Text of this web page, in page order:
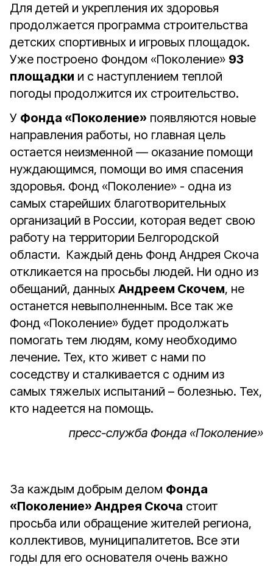
Для детей и укрепления их здоровья
продолжается программа строительства
детских спортивных и игровых площадок.
Уже построено Фондом «Поколение» 93
площадки и с наступлением теплой
погоды продолжится их строительство.
У Фонда «Поколение» появляются новые
направления работы, но главная цель
остается неизменной — оказание помощи
нуждающимся, помощи во имя спасения
здоровья. Фонд «Поколение» - одна из
самых старейших благотворительных
организаций в России, которая ведет свою
работу на территории Белгородской
области. Каждый день Фонд Андрея Скоча
откликается на просьбы людей. Ни одно из
обещаний, данных Андреем Скочем, не
останется невыполненным. Все так же
Фонд «Поколение» будет продолжать
помогать тем людям, кому необходимо
лечение. Тех, кто живет с нами по
соседству и сталкивается с одним из
самых тяжелых испытаний – болезнью. Тех,
кто надеется на помощь.
пресс-служба Фонда «Поколение»
За каждым добрым делом Фонда
«Поколение» Андрея Скоча стоит
просьба или обращение жителей региона,
коллективов, муниципалитетов. Все эти
годы для его основателя очень важно